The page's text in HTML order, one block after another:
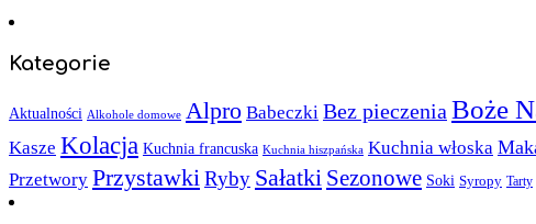
Kategorie
Aktualności Alkohole domowe Alpro Babeczki Bez pieczeniaBoże
Kasze Kolacja Kuchnia francuska Kuchnia hiszpańska Kuchnia włoska
Przetwory PrzystawkiRyby Sałatki Sezonowe Soki Syropy Tarty